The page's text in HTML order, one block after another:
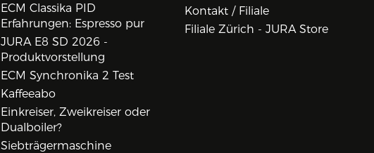
ECM Classika PID
Erfahrungen: Espresso pur
JURA E8 SD 2026 -
Produktvorstellung
ECM Synchronika 2 Test
Kaffeeabo
Einkreiser, Zweikreiser oder
Dualboiler?
Siebträgermaschine
Kontakt / Filiale
Filiale Zürich - JURA Store